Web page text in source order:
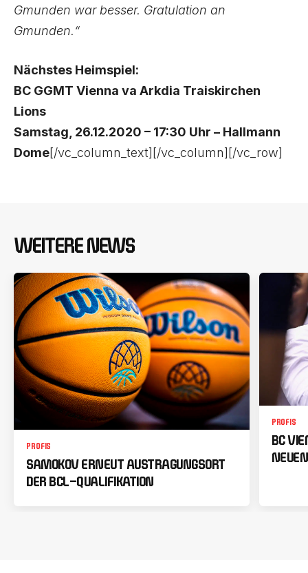
Gmunden war besser. Gratulation an
Gmunden.“
Nächstes Heimspiel:
BC GGMT Vienna va Arkdia Traiskirchen
Lions
Samstag, 26.12.2020 – 17:30 Uhr – Hallmann
Dome[/vc_column_text][/vc_column][/vc_row]
WEITERE NEWS
PROFIS
SAMOKOV ERNEUT AUSTRAGUNGSORT
DER BCL-QUALIFIKATION
PROFIS
BC